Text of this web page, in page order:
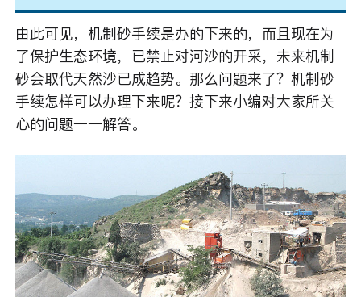
由此可见，机制砂手续是办的下来的，而且现在为
了保护生态环境，已禁止对河沙的开采，未来机制
砂会取代天然沙已成趋势。那么问题来了？机制砂
手续怎样可以办理下来呢？接下来小编对大家所关
心的问题一一解答。